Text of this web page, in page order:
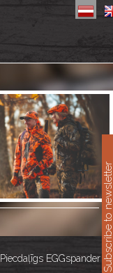
EGGspander Subscribe